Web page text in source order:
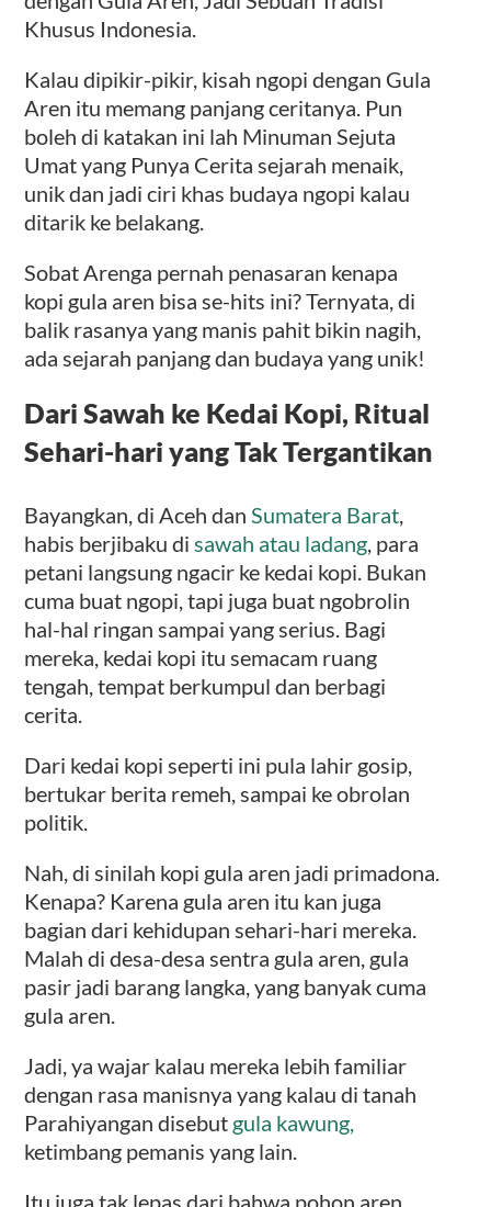
Khusus Indonesia.
Kalau dipikir-pikir, kisah ngopi dengan Gula
Aren itu memang panjang ceritanya. Pun
boleh di katakan ini lah Minuman Sejuta
Umat yang Punya Cerita sejarah menaik,
unik dan jadi ciri khas budaya ngopi kalau
ditarik ke belakang.
Sobat Arenga pernah penasaran kenapa
kopi gula aren bisa se-hits ini? Ternyata, di
balik rasanya yang manis pahit bikin nagih,
ada sejarah panjang dan budaya yang unik!
Dari Sawah ke Kedai Kopi, Ritual
Sehari-hari yang Tak Tergantikan
Bayangkan, di Aceh danSumatera Barat,
habis berjibaku disawah atau ladang, para
petani langsung ngacir ke kedai kopi. Bukan
cuma buat ngopi, tapi juga buat ngobrolin
hal-hal ringan sampai yang serius. Bagi
mereka, kedai kopi itu semacam ruang
tengah, tempat berkumpul dan berbagi
cerita.
Dari kedai kopi seperti ini pula lahir gosip,
bertukar berita remeh, sampai ke obrolan
politik.
Nah, di sinilah kopi gula aren jadi primadona.
Kenapa? Karena gula aren itu kan juga
bagian dari kehidupan sehari-hari mereka.
Malah di desa-desa sentra gula aren, gula
pasir jadi barang langka, yang banyak cuma
gula aren.
Jadi, ya wajar kalau mereka lebih familiar
dengan rasa manisnya yang kalau di tanah
Parahiyangan disebut gula kawung,
ketimbang pemanis yang lain.
Itu juga tak lepas dari bahwa pohon aren